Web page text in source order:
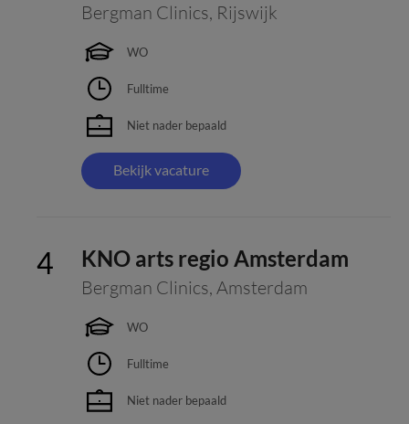
Bergman Clinics, Rijswijk
WO
Fulltime
Niet nader bepaald
Bekijk vacature
KNO arts regio Amsterdam
Bergman Clinics, Amsterdam
WO
Fulltime
Niet nader bepaald